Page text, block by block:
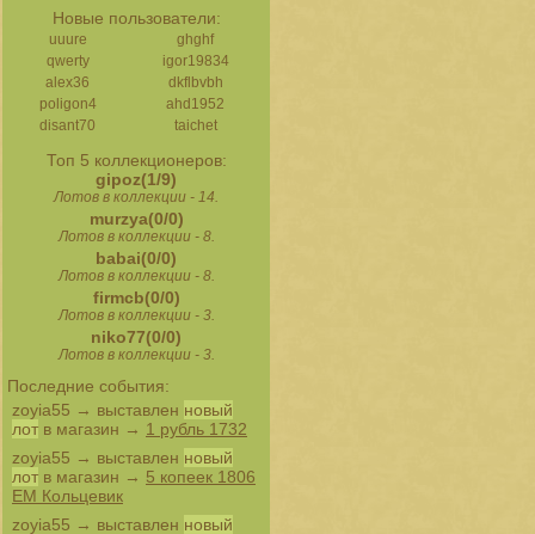
Новые пользователи:
uuure
ghghf
qwerty
igor19834
alex36
dkflbvbh
poligon4
ahd1952
disant70
taichet
Топ 5 коллекционеров:
gipoz(1/9)
Лотов в коллекции - 14.
murzya(0/0)
Лотов в коллекции - 8.
babai(0/0)
Лотов в коллекции - 8.
firmcb(0/0)
Лотов в коллекции - 3.
niko77(0/0)
Лотов в коллекции - 3.
Последние события:
zoyia55 → выставлен новый
лот в магазин → 1 рубль 1732
zoyia55 → выставлен новый
лот в магазин → 5 копеек 1806
ЕМ Кольцевик
zoyia55 → выставлен новый